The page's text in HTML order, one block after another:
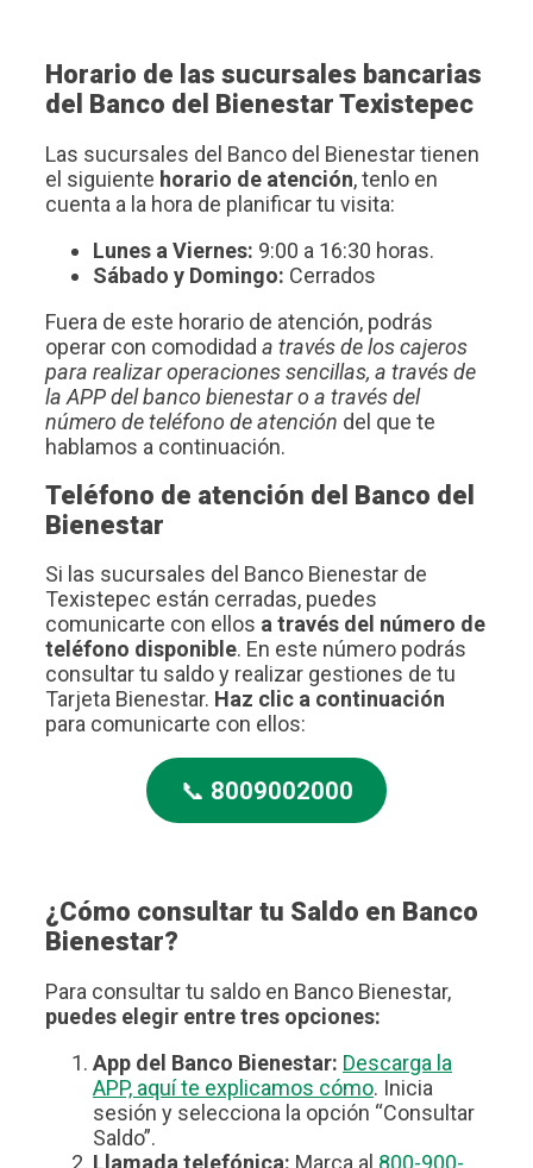
Horario de las sucursales bancarias
del Banco del Bienestar Texistepec
Las sucursales del Banco del Bienestar tienen
el siguiente horario de atención, tenlo en
cuenta a la hora de planificar tu visita:
Lunes a Viernes: 9:00 a 16:30 horas.
Sábado y Domingo: Cerrados
Fuera de este horario de atención, podrás
operar con comodidad a través de los cajeros
para realizar operaciones sencillas, a través de
la APP del banco bienestar o a través del
número de teléfono de atención del que te
hablamos a continuación.
Teléfono de atención del Banco del
Bienestar
Si las sucursales del Banco Bienestar de
Texistepec están cerradas, puedes
comunicarte con ellos a través del número de
teléfono disponible. En este número podrás
consultar tu saldo y realizar gestiones de tu
Tarjeta Bienestar. Haz clic a continuación
para comunicarte con ellos:
📞 8009002000
¿Cómo consultar tu Saldo en Banco
Bienestar?
Para consultar tu saldo en Banco Bienestar,
puedes elegir entre tres opciones:
App del Banco Bienestar: Descarga la
APP, aquí te explicamos cómo. Inicia
sesión y selecciona la opción “Consultar
Saldo”.
Llamada telefónica: Marca al 800-900-